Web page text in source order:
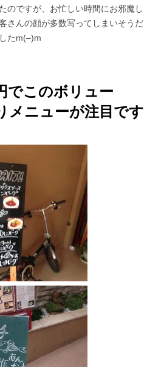
のですが、お忙しい時間にお邪魔し
さんの顔が多数写ってしまいそうだ
たm(–)m
でこのボリュー
ニューが注目です